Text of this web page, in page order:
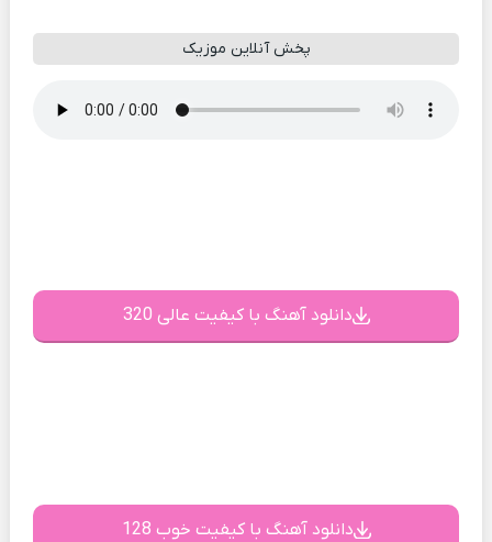
پخش آنلاین موزیک
دانلود آهنگ با کیفیت عالی 320
دانلود آهنگ با کیفیت خوب 128